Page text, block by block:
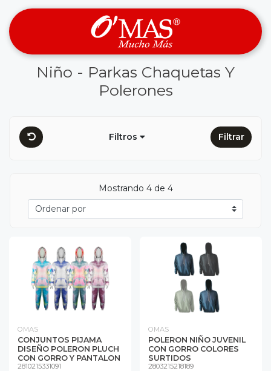
Niño - Parkas Chaquetas Y
Polerones
Filtros Filtrar
Mostrando 4 de 4
OMAS
CONJUNTOS PIJAMA
DISEÑO POLERON PLUCH
CON GORRO Y PANTALON
2810215331091
OMAS
POLERON NIÑO JUVENIL
CON GORRO COLORES
SURTIDOS
2803215218189